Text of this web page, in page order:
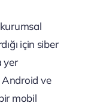
için siber
yer
Android ve
mobil